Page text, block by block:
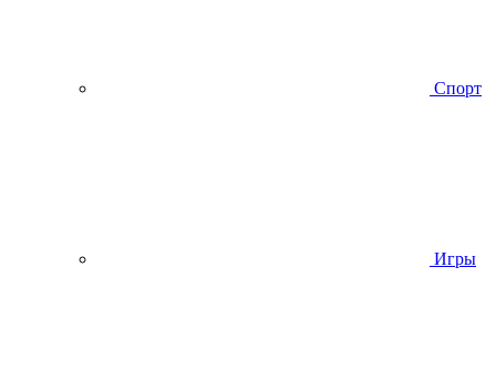
Спорт
Игры